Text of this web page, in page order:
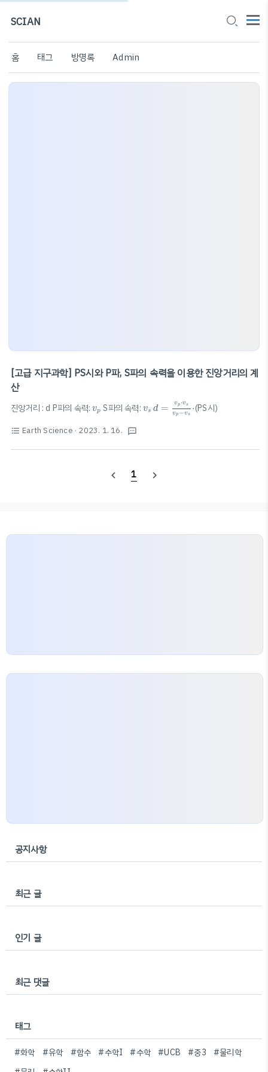
SCIAN
홈 태그 방명록 Admin
[고급 지구과학] PS시와 P파, S파의 속력을 이용한 진앙거리의 계
산
진앙거리 : d P파의 속력:vp
vpS파의 속력: vs
vs d = vp ⋅vs
vp −vs
⋅
d p⋅vsv p−v s⋅
(PS시)
format_list_bulleted Earth Science · 2023. 1. 16. textsms
navigate_before 1 navigate_next
공지사항
최근 글
인기 글
최근 댓글
태그
#화학 #유학 #함수 #수학I #수학 #UCB #중3
#물리학